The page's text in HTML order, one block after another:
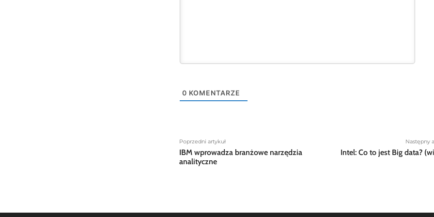
0 KOMENTARZE
Poprzedni artykuł
IBM wprowadza branżowe narzędzia
analityczne
Następny
Intel: Co to jest Big data?